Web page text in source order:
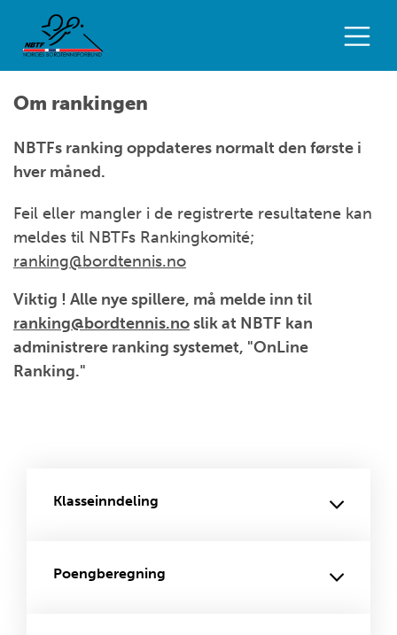
Om rankingen
NBTFs ranking oppdateres normalt den første i
hver måned.
Feil eller mangler i de registrerte resultatene kan
meldes til NBTFs Rankingkomité;
ranking@bordtennis.no
Viktig ! Alle nye spillere, må melde inn til
ranking@bordtennis.noslik at NBTF kan
administrere ranking systemet, "OnLine
Ranking."
Klasseinndeling
Poengberegning